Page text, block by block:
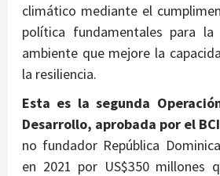
climático mediante el
política fundamentales para la
ambiente que mejore la
la resiliencia.
Esta es la segunda
Desarrollo, aprobada por el
no fundador República
en 2021 por US$350 millones